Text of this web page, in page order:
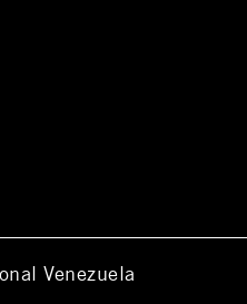
Venezuela